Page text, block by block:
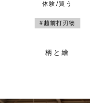
体験/買う
#越前打刃物
柄と繪